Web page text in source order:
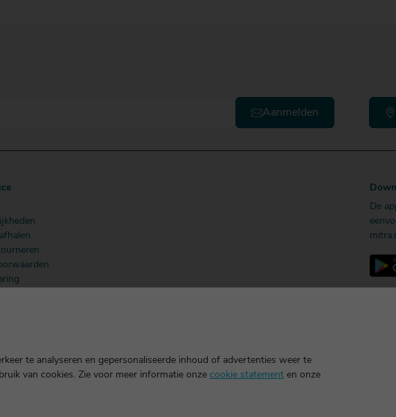
Aanmelden
De
Geniet, maar drink
te analyseren en gepersonaliseerde inhoud of advertenties weer te
van cookies. Zie voor meer informatie onze cookie statement en onze